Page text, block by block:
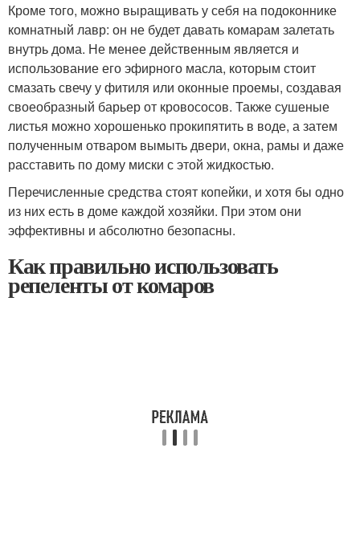
Кроме того, можно выращивать у себя на подоконнике
комнатный лавр: он не будет давать комарам залетать
внутрь дома. Не менее действенным является и
использование его эфирного масла, которым стоит
смазать свечу у фитиля или оконные проемы, создавая
своеобразный барьер от кровососов. Также сушеные
листья можно хорошенько прокипятить в воде, а затем
полученным отваром вымыть двери, окна, рамы и даже
расставить по дому миски с этой жидкостью.
Перечисленные средства стоят копейки, и хотя бы одно
из них есть в доме каждой хозяйки. При этом они
эффективны и абсолютно безопасны.
Как правильно использовать
репеленты от комаров